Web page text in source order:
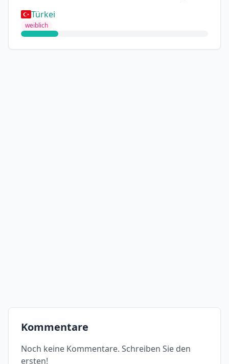
Türkei
weiblich
Kommentare
Noch keine Kommentare. Schreiben Sie den
ersten!